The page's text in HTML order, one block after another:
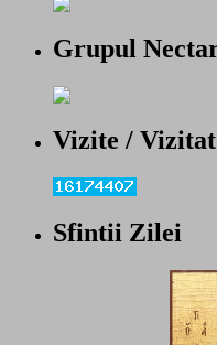
Grupul
Vizite /
Sfintii Zilei